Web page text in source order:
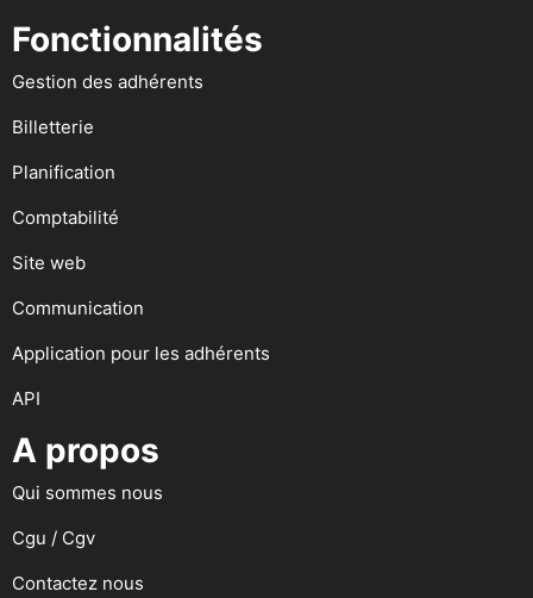
Fonctionnalités
Gestion des adhérents
Billetterie
Planification
Comptabilité
Site web
Communication
Application pour les adhérents
API
A propos
Qui sommes nous
Cgu / Cgv
Contactez nous